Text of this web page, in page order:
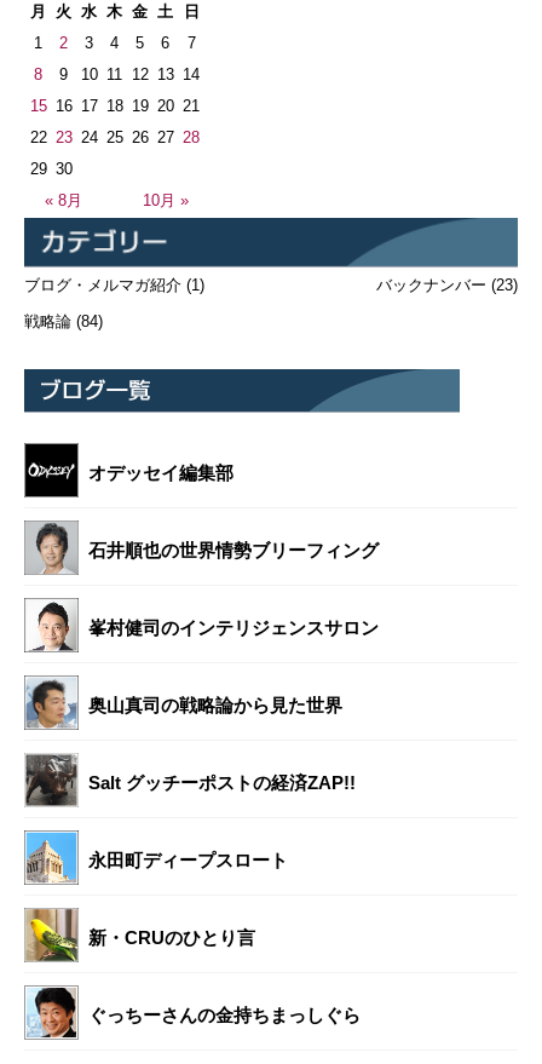
月
火 水 木 金 土 日
« 8月 10月 »
1 2 3 4 5 6
7
8
9 10 11 12 13 14
15 16 17 18 19 20 21
22 23 24 25 26 27 28
29 30
ブログ・メルマガ紹介 (1)
戦略論 (84)
バックナンバー (23)
オデッセイ編集部
石井順也の世界情勢ブリーフィング
峯村健司のインテリジェンスサロン
奥山真司の戦略論から見た世界
Salt グッチーポストの経済ZAP!!
永田町ディープスロート
新・CRUのひとり言
ぐっちーさんの金持ちまっしぐら